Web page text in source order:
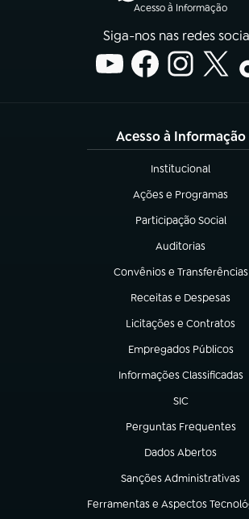
Acesso à Informação
Siga-nos nas redes
Acesso à Informação
Institucional
(abre em nova aba)
Ações e Programas
(abre em nova aba)
Participação Social
(abre em nova aba)
Auditorias
(abre em nova aba)
Convênios e Transferências
(abre em nova aba)
Receitas e Despesas
(abre em nova aba)
Licitações e Contratos
(abre em nova aba)
Empregados Públicos
(abre em nova aba)
Informações Classificadas
(abre em nova aba)
SIC
(abre em nova
Perguntas Frequentes
(abre em nova aba)
Dados Abertos
(abre em nova aba)
Sanções Administrativas
(abre em nova aba)
Ferramentas e Aspectos
(abre em nova aba)